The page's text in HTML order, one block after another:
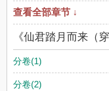
查看全部章节 ↓
《仙君踏月而来（
分卷(1)
分卷(2)